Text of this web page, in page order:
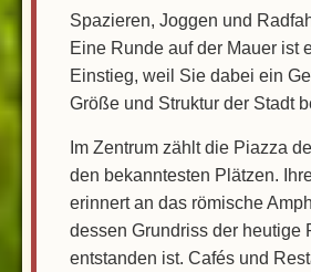
Spazieren, Joggen und
Eine Runde auf der Mauer ist
Einstieg, weil Sie dabei ein
Größe und Struktur der Stadt
Im Zentrum zählt die Piazza
den bekanntesten Plätzen.
erinnert an das römische
dessen Grundriss der heutige
entstanden ist. Cafés und